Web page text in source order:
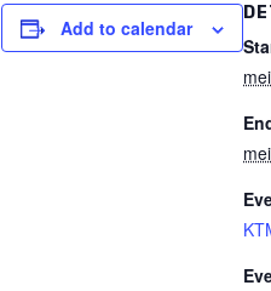
Add to calendar